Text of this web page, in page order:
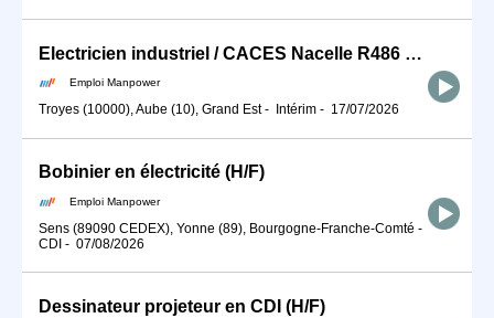
Electricien industriel / CACES Nacelle R486 B (H/F)
Emploi Manpower
Troyes (10000), Aube (10), Grand Est- Intérim - 17/07/2026
Bobinier en électricité (H/F)
Emploi Manpower
Sens (89090 CEDEX), Yonne (89), Bourgogne-Franche-Comté -
CDI - 07/08/2026
Dessinateur projeteur en CDI (H/F)